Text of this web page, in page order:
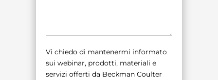
Vi chiedo di mantenermi informato
sui webinar, prodotti, materiali e
servizi offerti da Beckman Coulter